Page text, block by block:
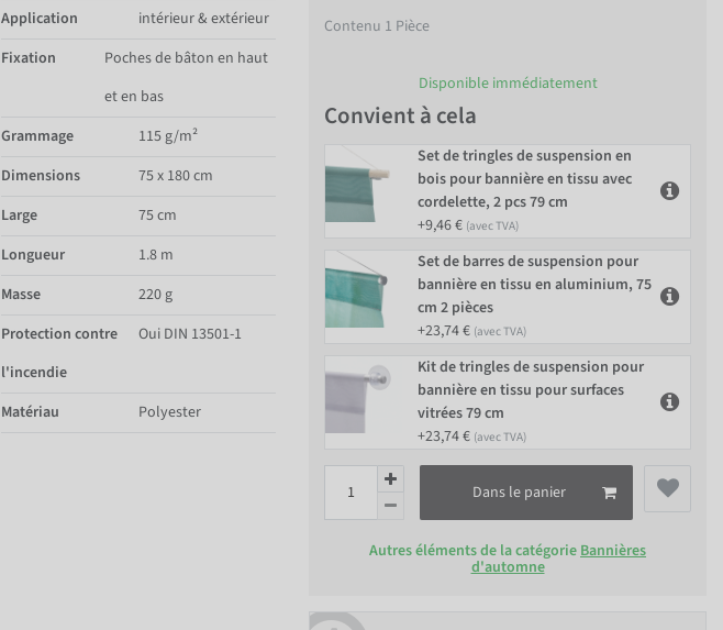
Contenu 1 Pièce
Disponible immédiatement
Convient à cela
Set de tringles de suspension en
bois pour bannière en tissu avec
cordelette, 2 pcs 79 cm
+9,46 € (avec TVA)
Set de barres de suspension pour
bannière en tissu en aluminium, 75
cm 2 pièces
+23,74 € (avec TVA)
Kit de tringles de suspension pour
bannière en tissu pour surfaces
vitrées 79 cm
+23,74 € (avec TVA)
Dans le panier
Autres éléments de la catégorieBannières
d'automne
Application
intérieur & extérieur
Fixation
Poches de bâton en haut
et en bas
Grammage
115 g/m²
Dimensions
75 x 180 cm
Large
75 cm
Longueur
1.8 m
Masse
220 g
Protection contre
l'incendie
Oui DIN 13501-1
Matériau Polyester